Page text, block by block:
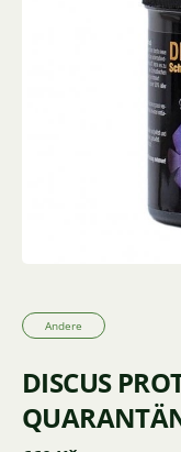
Andere
DISCUS